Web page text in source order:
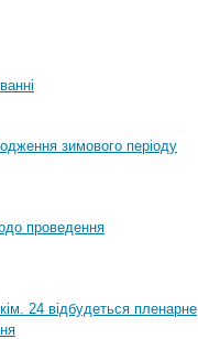
зимового періоду
проведення
24 відбудеться пленарне